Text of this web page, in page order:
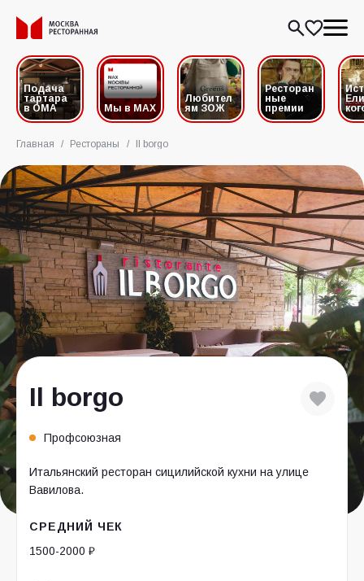
Подача
тартара
в ОМА
Мы в MAX
Любител
ям ЗОЖ
Ресторан
ные
премии
Главная / Рестораны / Il borgo
Il borgo
Профсоюзная
Итальянский ресторан сицилийской кухни на улице
Вавилова.
СРЕДНИЙ ЧЕК
1500-2000 ₽